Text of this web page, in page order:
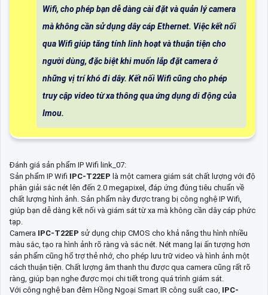
Wifi, cho phép bạn dễ dàng cài đặt và quản lý camera
mà không cần sử dụng dây cáp Ethernet. Việc kết nối
qua Wifi giúp tăng tính linh hoạt và thuận tiện cho
người dùng, đặc biệt khi muốn lắp đặt camera ở
những vị trí khó đi dây. Kết nối Wifi cũng cho phép
truy cập video từ xa thông qua ứng dụng di động của
Imou.
Đánh giá sản phẩm IP Wifi link_07:
Sản phẩm IP Wifi IPC-T22EP là một camera giám sát chất lượng với độ
phân giải sắc nét lên đến 2.0 megapixel, đáp ứng đúng tiêu chuẩn về
chất lượng hình ảnh. Sản phẩm này được trang bị công nghệ IP Wifi,
giúp bạn dễ dàng kết nối và giám sát từ xa mà không cần dây cáp phức
tạp.
Camera IPC-T22EP sử dụng chip CMOS cho khả năng thu hình nhiều
màu sắc, tạo ra hình ảnh rõ ràng và sắc nét. Nét mang lại ấn tượng hơn
sản phẩm cũng hổ trợ thẻ nhớ, cho phép lưu trữ video và hình ảnh một
cách thuận tiện. Chất lượng âm thanh thu được qua camera cũng rất rõ
ràng, giúp bạn nghe được mọi chi tiết trong quá trình giám sát.
Với công nghệ ban đêm Hồng Ngoại Smart IR công suất cao, IPC-